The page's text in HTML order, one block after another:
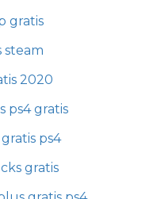
gratis
steam
2020
ps4 gratis
ps4
gratis